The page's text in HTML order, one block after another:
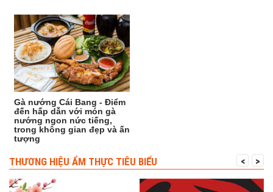
Gà nướng Cái Bang - Điểm
đến hấp dẫn với món gà
nướng ngon nức tiếng,
trong không gian đẹp và ấn
tượng
THƯƠNG HIỆU ẨM THỰC TIÊU BIỂU < >